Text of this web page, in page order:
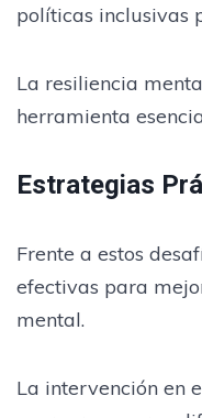
políticas inclusivas
La resiliencia
herramienta
Estrategias
Frente a estos
efectivas para
mental.
La intervención en